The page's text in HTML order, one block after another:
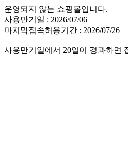
운영되지 않는 쇼핑몰입니다.
사용만기일 : 2026/07/06
마지막접속허용기간 : 2026/07/26
사용만기일에서 20일이 경과하면